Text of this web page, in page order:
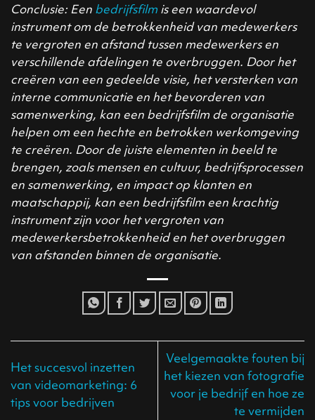
Conclusie: Een bedrijfsfilm is een waardevol
instrument om de betrokkenheid van medewerkers
te vergroten en afstand tussen medewerkers en
verschillende afdelingen te overbruggen. Door het
creëren van een gedeelde visie, het versterken van
interne communicatie en het bevorderen van
samenwerking, kan een bedrijfsfilm de organisatie
helpen om een hechte en betrokken werkomgeving
te creëren. Door de juiste elementen in beeld te
brengen, zoals mensen en cultuur, bedrijfsprocessen
en samenwerking, en impact op klanten en
maatschappij, kan een bedrijfsfilm een krachtig
instrument zijn voor het vergroten van
medewerkersbetrokkenheid en het overbruggen
van afstanden binnen de organisatie.
Het succesvol inzetten
van videomarketing: 6
tips voor bedrijven
Veelgemaakte fouten bij
het kiezen van fotografie
voor je bedrijf en hoe ze
te vermijden